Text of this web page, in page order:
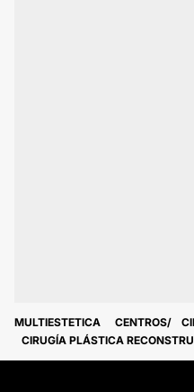
MULTIESTETICA CENTROS
CIRUGÍA PLÁSTICA